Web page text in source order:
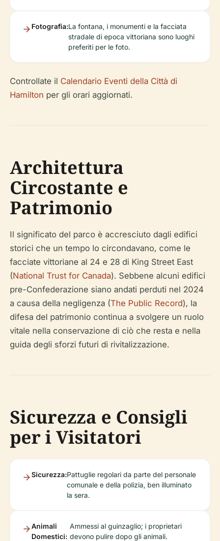
Fotografia:La fontana, i monumenti e la facciata
stradale di epoca vittoriana sono luoghi
preferiti per le foto.
Controllate il Calendario Eventi della Città di
Hamilton per gli orari aggiornati.
Architettura
Circostante e
Patrimonio
Il significato del parco è accresciuto dagli edifici
storici che un tempo lo circondavano, come le
facciate vittoriane al 24 e 28 di King Street East
(National Trust for Canada). Sebbene alcuni edifici
pre-Confederazione siano andati perduti nel 2024
a causa della negligenza (The Public Record), la
difesa del patrimonio continua a svolgere un ruolo
vitale nella conservazione di ciò che resta e nella
guida degli sforzi futuri di rivitalizzazione.
Sicurezza e Consigli
per i Visitatori
Sicurezza:Pattuglie regolari da parte del personale
comunale e della polizia, ben illuminato
la sera.
Animali
Domestici:
Ammessi al guinzaglio; i proprietari
devono pulire dopo gli animali.